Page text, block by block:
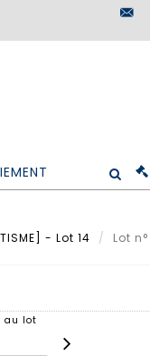
- Lot 14 Lot n°
au lot